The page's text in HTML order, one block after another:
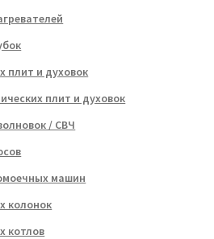
плит и духовок
плит и духовок
/ СВЧ
машин
колонок
котлов